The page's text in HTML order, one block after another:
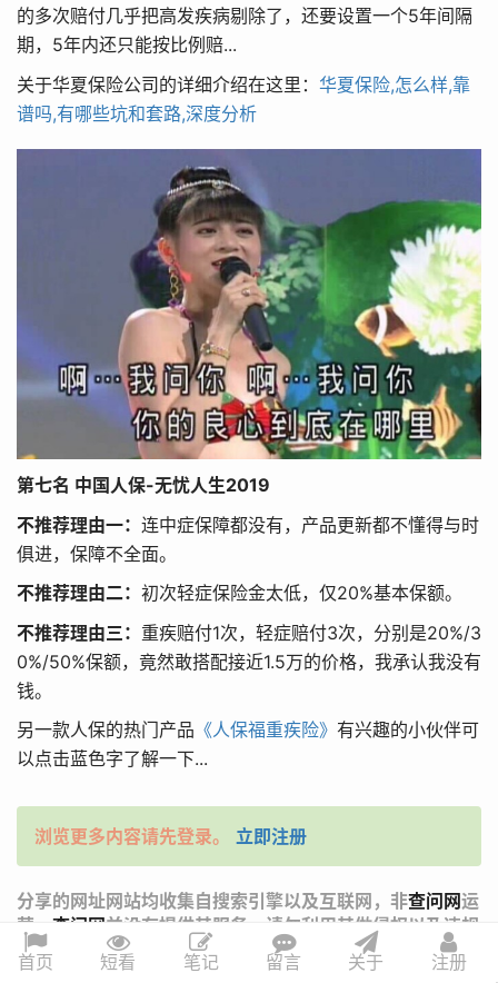
的多次赔付几乎把高发疾病剔除了，还要设置一个5年间隔
期，5年内还只能按比例赔...
关于华夏保险公司的详细介绍在这里： 华夏保险,怎么样,靠
谱吗,有哪些坑和套路,深度分析
第七名 中国人保-无忧人生2019
不推荐理由一： 连中症保障都没有，产品更新都不懂得与时
俱进，保障不全面。
不推荐理由二： 初次轻症保险金太低，仅20%基本保额。
不推荐理由三： 重疾赔付1次，轻症赔付3次，分别是20%/3
0%/50%保额，竟然敢搭配接近1.5万的价格，我承认我没有
钱。
另一款人保的热门产品 《人保福重疾险》 有兴趣的小伙伴可
以点击蓝色字了解一下...
浏览更多内容请先登录。 立即注册
分享的网址网站均收集自搜索引擎以及互联网，非查问网运
营， 查问网并没有提供其服务，请勿利用其做侵权以及违规
行为。
首页 短看 笔记 留言 关于 注册